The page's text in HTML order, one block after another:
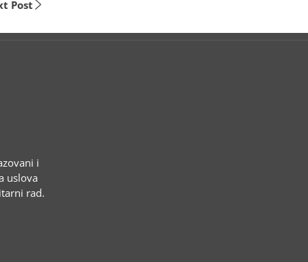
Post
i
uslova
rad.